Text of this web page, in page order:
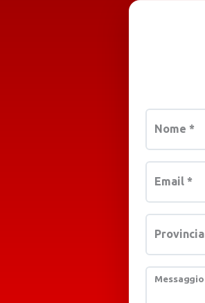
Nome *
Email *
Provincia
Messaggio